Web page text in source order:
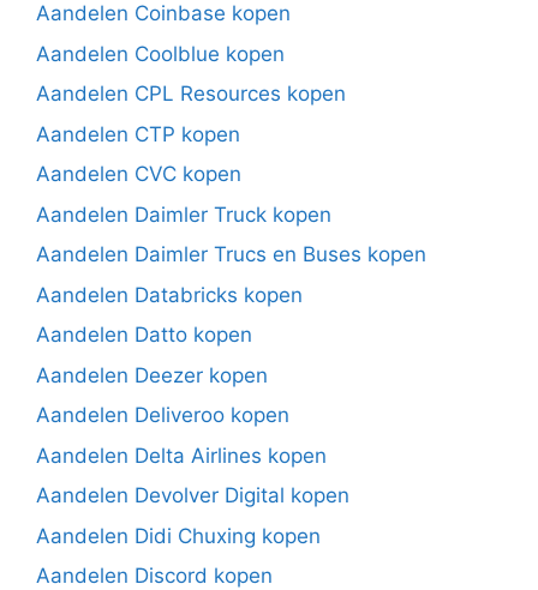
Aandelen Coinbase kopen
Aandelen Coolblue kopen
Aandelen CPL Resources kopen
Aandelen CTP kopen
Aandelen CVC kopen
Aandelen Daimler Truck kopen
Aandelen Daimler Trucs en Buses kopen
Aandelen Databricks kopen
Aandelen Datto kopen
Aandelen Deezer kopen
Aandelen Deliveroo kopen
Aandelen Delta Airlines kopen
Aandelen Devolver Digital kopen
Aandelen Didi Chuxing kopen
Aandelen Discord kopen